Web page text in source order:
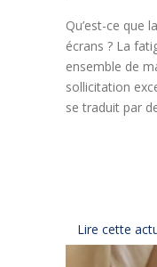
Qu’est-ce que
écrans ? La
ensemble de
sollicitation
se traduit par
Lire cette